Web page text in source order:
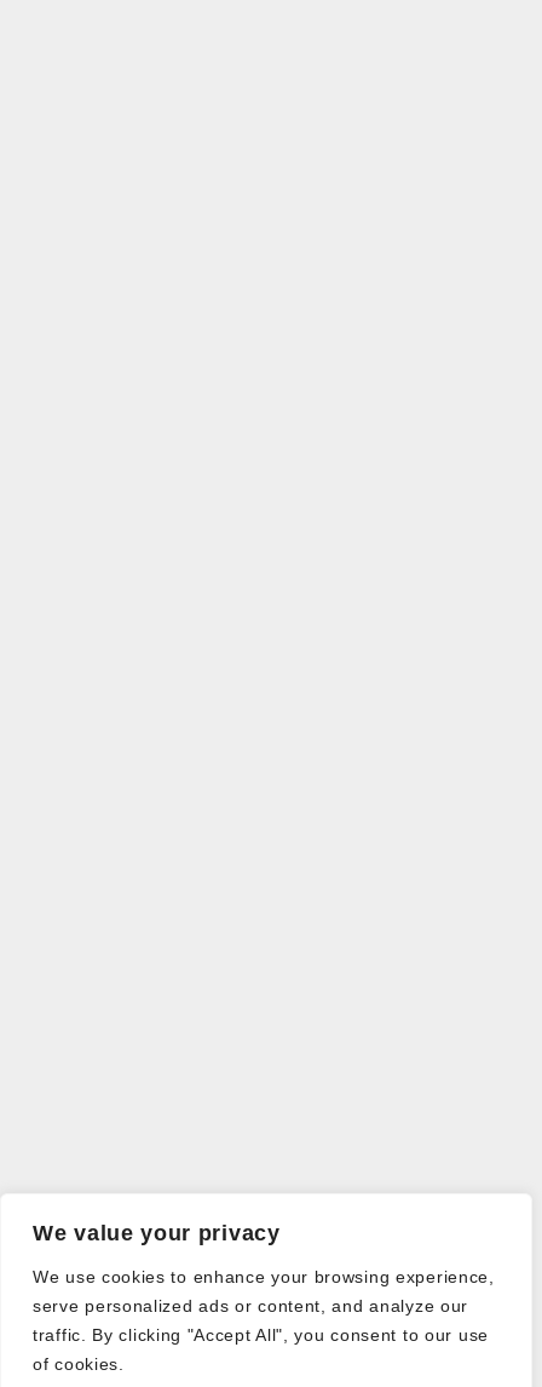
We value your privacy
We use cookies to enhance your browsing experience,
serve personalized ads or content, and analyze our
traffic. By clicking "Accept All", you consent to our use
of cookies.